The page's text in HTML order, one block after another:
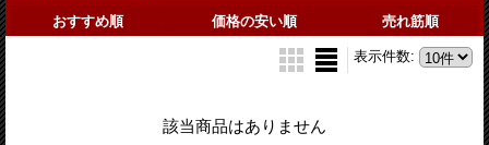
おすすめ順 価格の安い順 売れ筋順
表示件数:
該当商品はありません